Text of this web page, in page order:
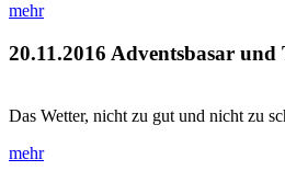
mehr
20.11.2016 Adventsbasar und
Das Wetter, nicht zu gut und nicht zu
mehr